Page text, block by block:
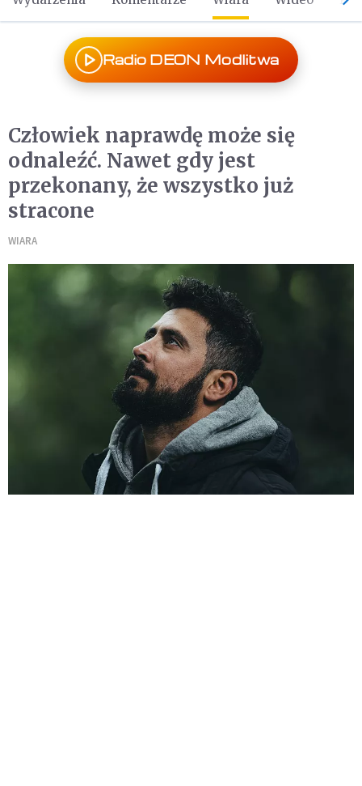
Radio DEON Modlitwa
Człowiek naprawdę może się
odnaleźć. Nawet gdy jest
przekonany, że wszystko już
stracone
WIARA